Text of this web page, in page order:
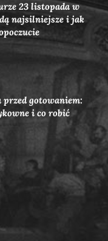
23 listopada w
najsilniejsze i jak
gotowaniem:
i co robić